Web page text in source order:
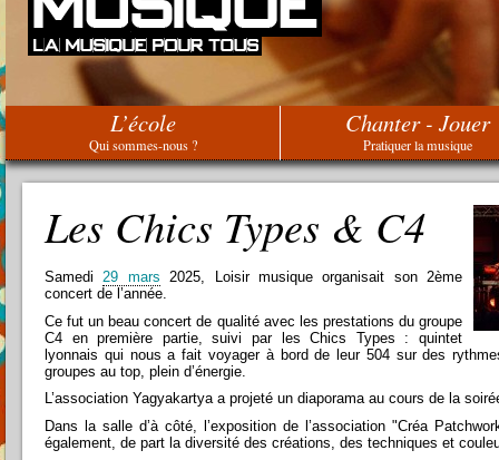
L’école
Qui sommes-nous ?
Chanter - Jouer
Pratiquer la musique
Les Chics Types & C4
Samedi29 mars 2025, Loisir musique organisait son 2ème
concert de l’année.
Ce fut un beau concert de qualité avec les prestations du groupe
C4 en première partie, suivi par les Chics Types : quintet
lyonnais qui nous a fait voyager à bord de leur 504 sur des
groupes au top, plein d’énergie.
L’association Yagyakartya a projeté un diaporama au cours de la
Dans la salle d’à côté, l’exposition de l’association "Créa
également, de part la diversité des créations, des techniques et